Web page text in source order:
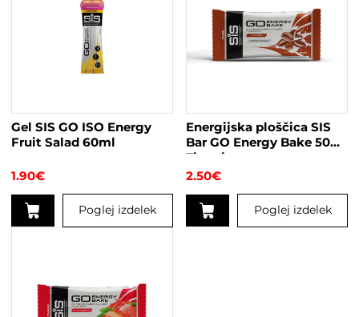
Gel SIS GO ISO Energy
Fruit Salad 60ml
1.90€
Poglej izdelek
Energijska ploščica SIS
Bar GO Energy Bake 50g
Tiramisu
2.50€
Poglej izdelek